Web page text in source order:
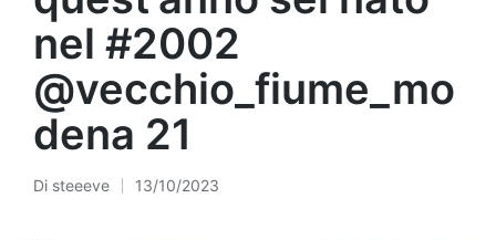
nel #2002
@vecchio_fiume_mo
dena 21
Pubblicato
Di steeeve 13/10/2023